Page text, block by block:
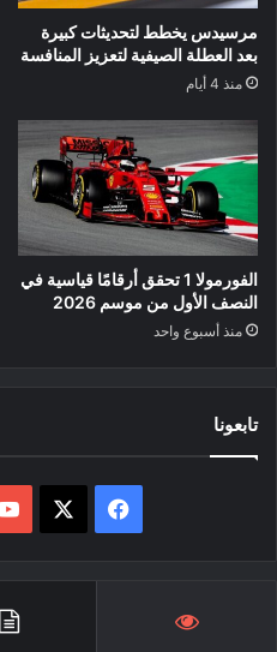
مرسيدس يخطط لتحديثات كبيرة
بعد العطلة الصيفية لتعزيز المنافسة
منذ 4 أيام
الفورمولا 1 تحقق أرقامًا قياسية في
النصف الأول من موسم 2026
منذ أسبوع واحد
تابعونا
فيسبوك